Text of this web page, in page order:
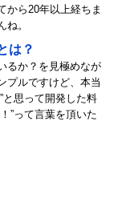
から20年以上経ちま
。
は？
るか？を見極めなが
プルですけど、本当
と思って開発した料
”って言葉を頂いた